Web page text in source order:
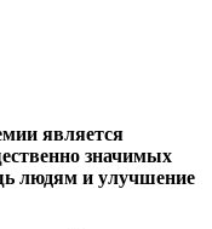
является
значимых
людям и улучшение